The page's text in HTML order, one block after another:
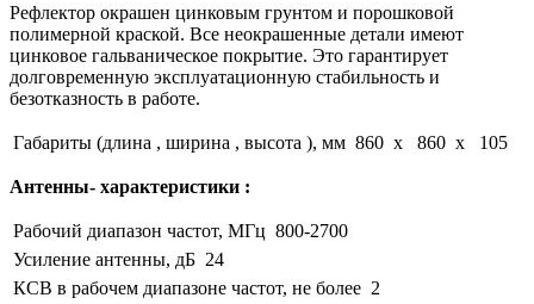
Рефлектор окрашен цинковым грунтом и порошковой
полимерной краской. Все неокрашенные детали имеют
цинковое гальваническое покрытие. Это гарантирует
долговременную эксплуатационную стабильность и
безотказность в работе.
Габариты (длина , ширина , высота ), мм 860 x 860 x 105
Антенны- характеристики :
Рабочий диапазон частот, МГц 800-2700
Усиление антенны, дБ 24
КСВ в рабочем диапазоне частот, не более 2